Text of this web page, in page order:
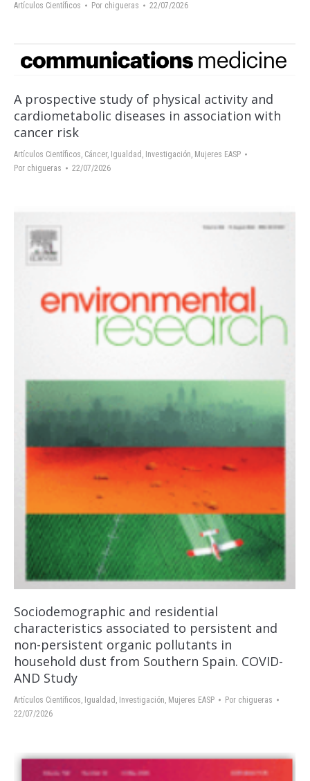
Artículos Científicos Por chigueras 22/07/2026
A prospective study of physical activity and
cardiometabolic diseases in association with
cancer risk
Artículos Científicos Cáncer, Igualdad Investigación Mujeres EASP
Por chigueras 22/07/2026
Sociodemographic and residential
characteristics associated to persistent and
non-persistent organic pollutants in
household dust from Southern Spain. COVID-
AND Study
Artículos Científicos, Igualdad , Investigación, Mujeres EASP Por chigueras
22/07/2026